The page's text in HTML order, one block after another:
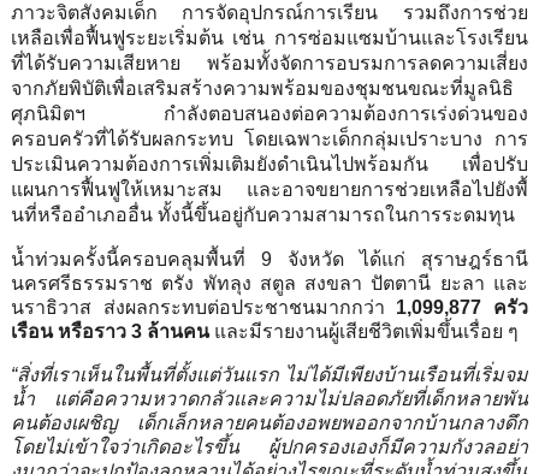
ภาวะจิตสังคมเด็ก การจัดอุปกรณ์การเรียน รวมถึงการช่วย
เหลือเพื่อฟื้นฟูระยะเริ่มต้น เช่น การซ่อมแซมบ้านและโรงเรียน
ที่ได้รับความเสียหาย พร้อมทั้งจัดการอบรมการลดความเสี่ยง
จากภัยพิบัติเพื่อเสริมสร้างความพร้อมของชุมชนขณะที่มูลนิธิ
ศุภนิมิตฯ กำลังตอบสนองต่อความต้องการเร่งด่วนของ
ครอบครัวที่ได้รับผลกระทบ โดยเฉพาะเด็กกลุ่มเปราะบาง การ
ประเมินความต้องการเพิ่มเติมยังดำเนินไปพร้อมกัน เพื่อปรับ
แผนการฟื้นฟูให้เหมาะสม และอาจขยายการช่วยเหลือไปยังพื้
นที่หรืออำเภออื่น ทั้งนี้ขึ้นอยู่กับความสามารถในการระดมทุน
น้ำท่วมครั้งนี้ครอบคลุมพื้นที่ 9 จังหวัด ได้แก่ สุราษฎร์ธานี
นครศรีธรรมราช ตรัง พัทลุง สตูล สงขลา ปัตตานี ยะลา และ
นราธิวาส ส่งผลกระทบต่อประชาชนมากกว่า 1,099,877 ครัว
เรือน หรือราว 3ล้านคนและมีรายงานผู้เสียชีวิตเพิ่มขึ้นเรื่อย ๆ
“สิ่งที่เราเห็นในพื้นที่ตั้งแต่วันแรก ไม่ได้มีเพียงบ้านเรือนที่เริ่มจม
น้ำ แต่คือความหวาดกลัวและความไม่ปลอดภัยที่เด็กหลายพัน
คนต้องเผชิญ เด็กเล็กหลายคนต้องอพยพออกจากบ้านกลางดึก
โดยไม่เข้าใจว่าเกิดอะไรขึ้น ผู้ปกครองเองก็มีความกังวลอย่า